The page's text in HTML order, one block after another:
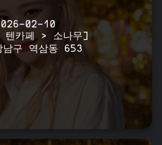
02-10
카페 > 소나무]
남구 역삼동 653